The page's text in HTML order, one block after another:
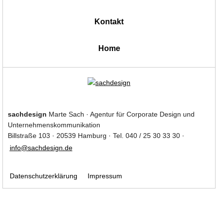
Kontakt
Home
sachdesign Marte Sach · Agentur für Corporate Design und
Unternehmenskommunikation
Billstraße 103 · 20539 Hamburg · Tel. 040 / 25 30 33 30 ·
info@sachdesign.de
Datenschutzerklärung Impressum